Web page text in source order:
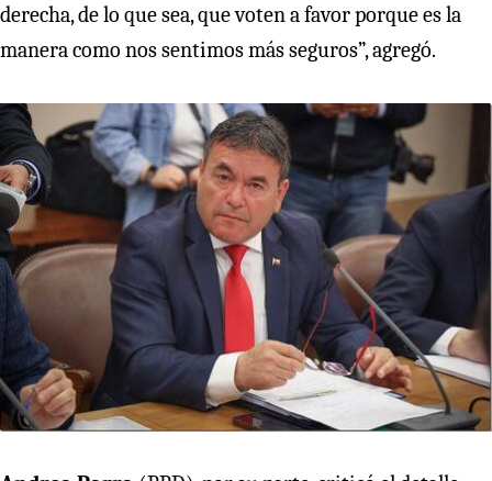
derecha, de lo que sea, que voten a favor porque es la
manera como nos sentimos más seguros”, agregó.